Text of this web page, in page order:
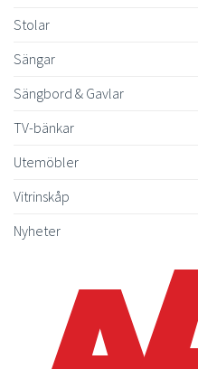
Stolar
Sängar
Sängbord & Gavlar
TV-bänkar
Utemöbler
Vitrinskåp
Nyheter